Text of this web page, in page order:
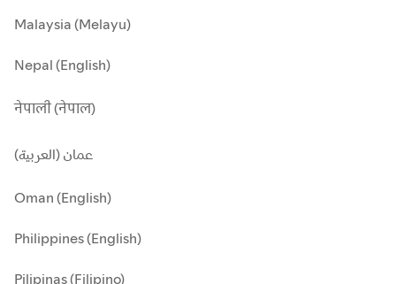
Malaysia (Melayu)
Nepal (English)
नेपाली (नेपाल)
عمان (العربية)
Oman (English)
Philippines (English)
Pilipinas (Filipino)